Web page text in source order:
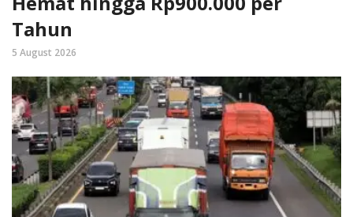
Tahun
5 August 2026